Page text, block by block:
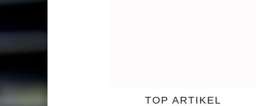
TOP ARTIKEL